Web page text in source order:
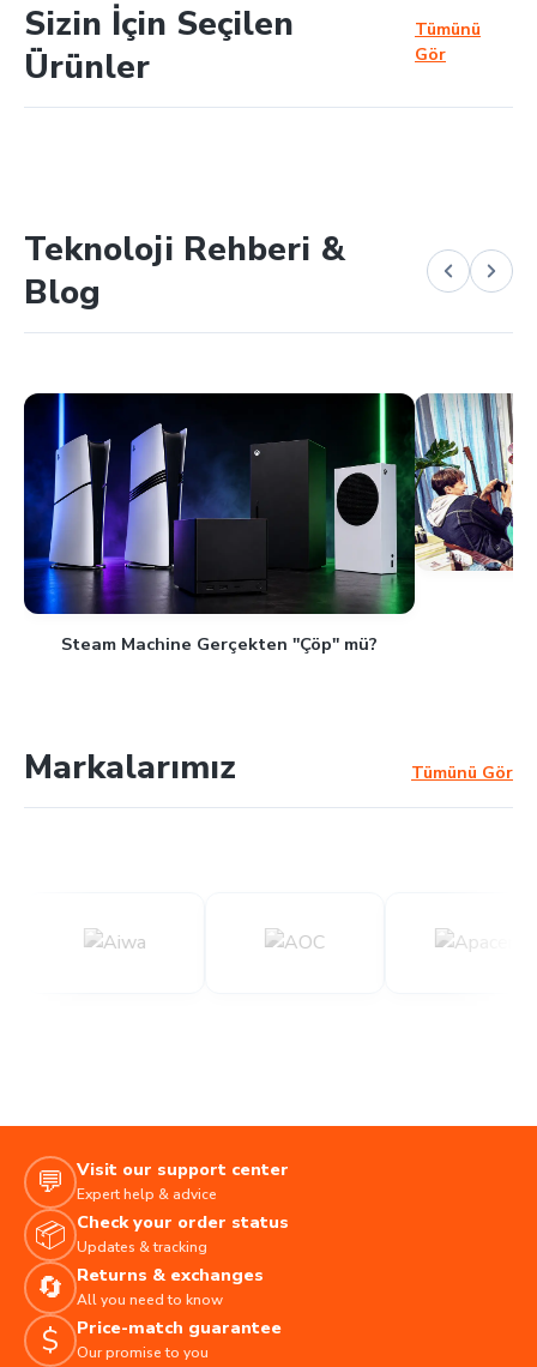
Sizin İçin Seçilen
Ürünler
Tümünü
Gör
Teknoloji Rehberi &
Blog
Steam Machine Gerçekten "Çöp" mü?
Markalarımız Tümünü Gör
💬 Visit our support center
Expert help & advice
📦 Check your order status
Updates & tracking
🔄 Returns & exchanges
All you need to know
$ Price-match guarantee
Our promise to you